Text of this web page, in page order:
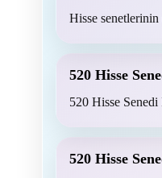
Hisse
520 Hisse
520 Hisse Senedi
520 Hisse